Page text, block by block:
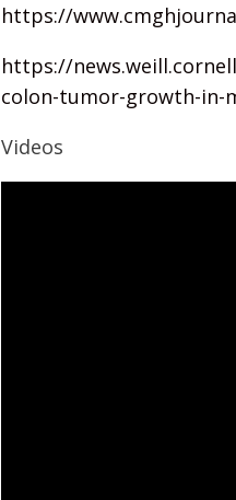
https://
https://
colon-tumor-growth-in-
Videos